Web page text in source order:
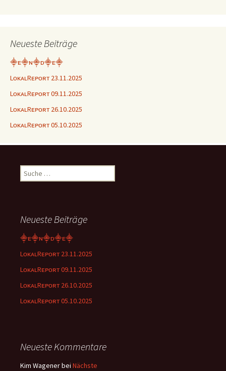
Neueste Beiträge
⸎ᴇ⸎ɴ⸎ᴅ⸎ᴇ⸎
LᴏᴋᴀʟRᴇᴘᴏʀᴛ 23.11.2025
LᴏᴋᴀʟRᴇᴘᴏʀᴛ 09.11.2025
LᴏᴋᴀʟRᴇᴘᴏʀᴛ 26.10.2025
LᴏᴋᴀʟRᴇᴘᴏʀᴛ 05.10.2025
Suche
nach:
Neueste Beiträge
⸎ᴇ⸎ɴ⸎ᴅ⸎ᴇ⸎
LᴏᴋᴀʟRᴇᴘᴏʀᴛ 23.11.2025
LᴏᴋᴀʟRᴇᴘᴏʀᴛ 09.11.2025
LᴏᴋᴀʟRᴇᴘᴏʀᴛ 26.10.2025
LᴏᴋᴀʟRᴇᴘᴏʀᴛ 05.10.2025
Neueste Kommentare
Kim Wagenerbei Nächste